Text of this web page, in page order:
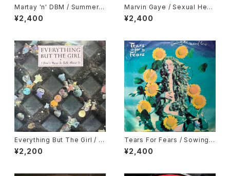
Martay 'n' DBM / Summerti
me
¥2,400
Marvin Gaye / Sexual Heali
ng
¥2,400
Everything But The Girl / I
Don't Want To Talk About I
t
¥2,200
Tears For Fears / Sowing
The Seeds Of Love
¥2,400